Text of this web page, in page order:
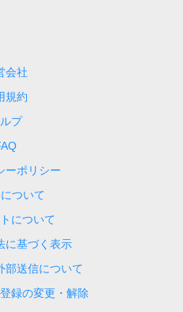
会社
規約
プ
ーポリシー
ついて
について
に基づく表示
部送信について
録の変更・解除